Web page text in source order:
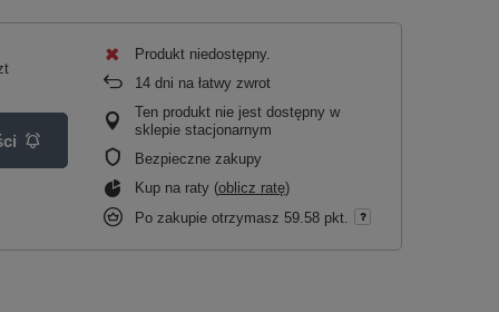
Produkt niedostępny
14 dni na łatwy zwrot
Ten produkt nie jest dostępny w
sklepie stacjonarnym
Bezpieczne zakupy
Kup na raty (oblicz ratę)
Po zakupie otrzymasz 59.58 pkt.